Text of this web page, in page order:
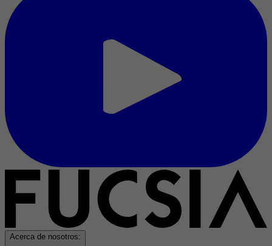
Acerca de nosotros: